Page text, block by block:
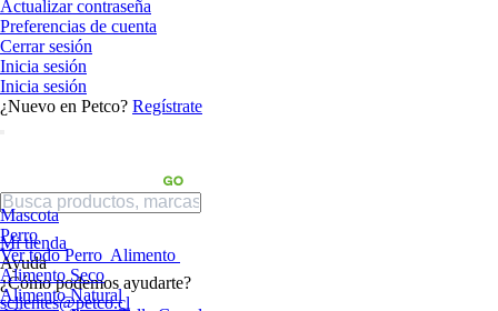
Actualizar contraseña
Preferencias de cuenta
Cerrar sesión
Inicia sesión
Inicia sesión
¿Nuevo en Petco? Regístrate
Mi tienda
Ayuda
¿Cómo podemos ayudarte?
sclientes@petco.cl
Mascota
Perro
Ver todo Perro Alimento
Alimento Seco
Alimento Natural